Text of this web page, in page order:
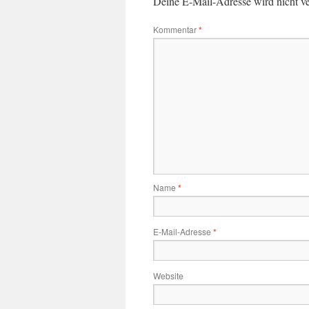
Kommentar*
Name *
E-Mail-Adresse *
Website